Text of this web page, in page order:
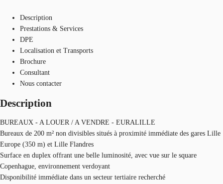
Description
Prestations & Services
DPE
Localisation et Transports
Brochure
Consultant
Nous contacter
Description
BUREAUX - A LOUER / A VENDRE - EURALILLE
Bureaux de 200 m² non divisibles situés à proximité immédiate des gares Lille
Europe (350 m) et Lille Flandres
Surface en duplex offrant une belle luminosité, avec vue sur le square
Copenhague, environnement verdoyant
Disponibilité immédiate dans un secteur tertiaire recherché